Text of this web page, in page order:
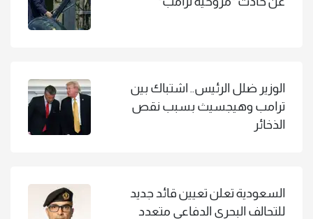
الوزير ضلل الرئيس.. اشتباك بين
ترامب وهيجسيث بسبب نقص
الذخائر
السعودية تعلن تعيين قائد جديد
للتحالف البحري الدفاعي متعدد